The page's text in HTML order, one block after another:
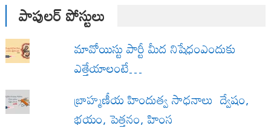
పాపులర్ పోస్టులు
మావోయిస్టు పార్టీ మీద నిషేధంఎందుకు
ఎత్తేయాలంటే…
బ్రాహ్మణీయ హిందుత్వ సాధనాలు ద్వేషం,
భయం, పెత్తనం, హింస